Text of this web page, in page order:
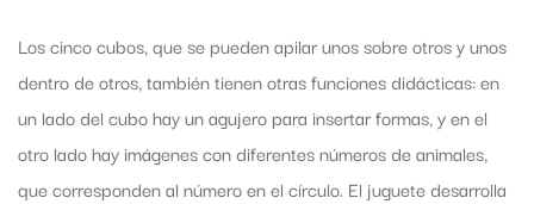
Los cinco cubos, que se pueden apilar unos sobre otros y unos
dentro de otros, también tienen otras funciones didácticas: en
un lado del cubo hay un agujero para insertar formas, y en el
otro lado hay imágenes con diferentes números de animales,
que corresponden al número en el círculo. El juguete desarrolla